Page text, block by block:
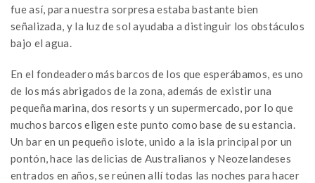
fue así, para nuestra sorpresa estaba bastante bien
señalizada, y la luz de sol ayudaba a distinguir los obstáculos
bajo el agua.
En el fondeadero más barcos de los que esperábamos, es uno
de los más abrigados de la zona, además de existir una
pequeña marina, dos resorts y un supermercado, por lo que
muchos barcos eligen este punto como base de su estancia.
Un bar en un pequeño islote, unido a la isla principal por un
pontón, hace las delicias de Australianos y Neozelandeses
entrados en años, se reúnen allí todas las noches para hacer